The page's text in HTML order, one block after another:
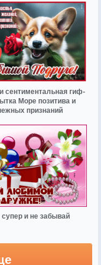
сентиментальная гиф-
Море позитива и
признаний
и не забывай